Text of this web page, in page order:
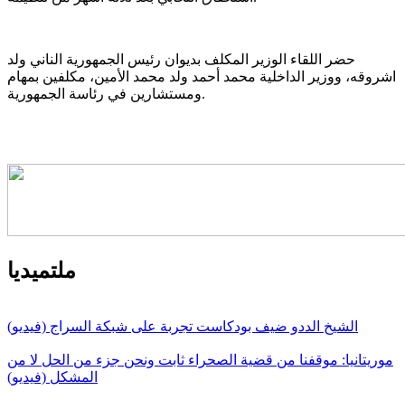
حضر اللقاء الوزير المكلف بديوان رئيس الجمهورية الناني ولد
اشروقه، ووزير الداخلية محمد أحمد ولد محمد الأمين، مكلفين بمهام
ومستشارين في رئاسة الجمهورية.
ملتميديا
الشيخ الددو ضيف بودكاست تجربة على شبكة السراج (فيديو)
موريتانيا: موقفنا من قضية الصحراء ثابت ونحن جزء من الحل لا من
المشكل (فيديو)